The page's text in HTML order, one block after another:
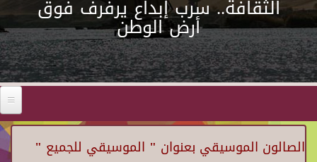
الثقافة.. سرب إبداع يرفرف فوق
أرض الوطن
الصالون الموسيقي بعنوان " الموسيقي للجميع "